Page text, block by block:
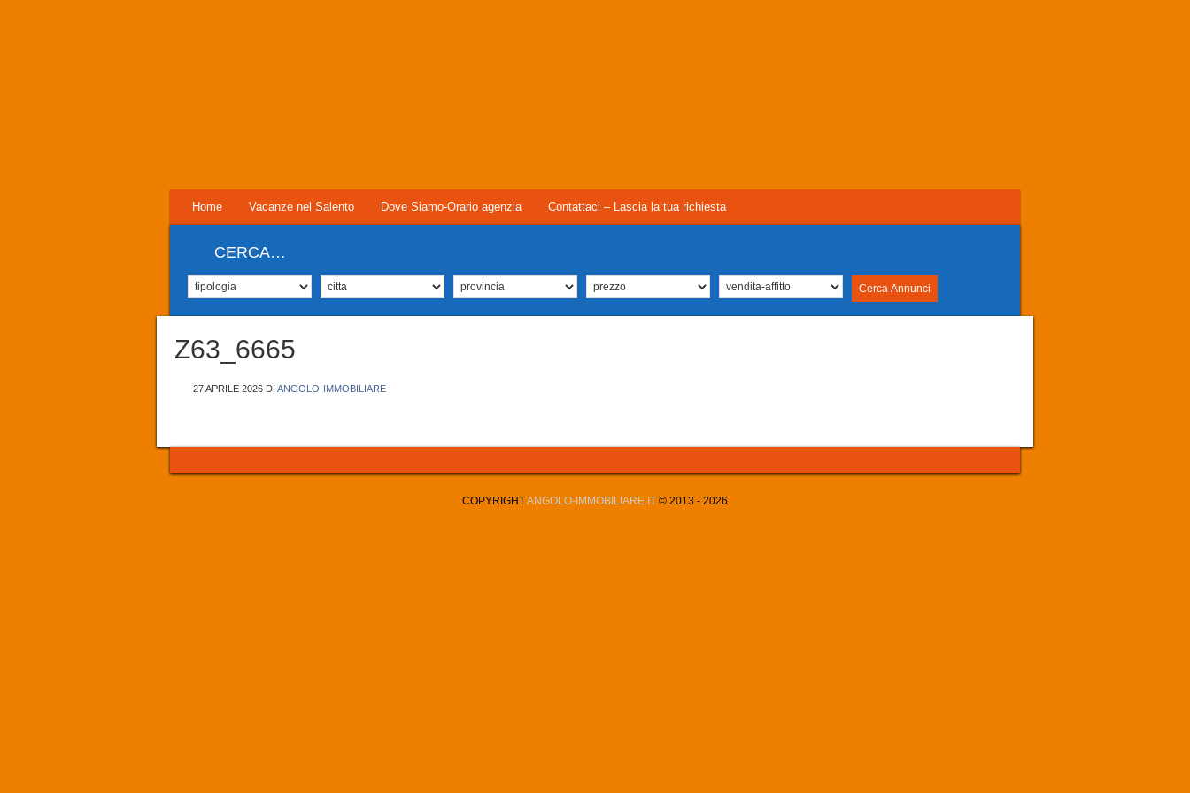
Home Vacanze nel Salento Dove Siamo-Orario agenzia Contattaci – Lascia la tua richiesta
CERCA…
Z63_6665
27 APRILE 2026 DI ANGOLO-IMMOBILIARE
COPYRIGHTANGOLO-IMMOBILIARE.IT © 2013 - 2026